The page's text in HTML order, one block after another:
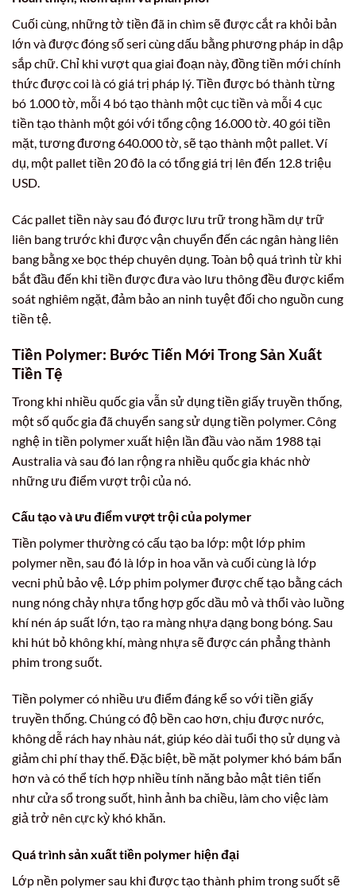
Cuối cùng, những tờ tiền đã in chìm sẽ được cắt ra khỏi bản
lớn và được đóng số seri cùng dấu bằng phương pháp in dập
sắp chữ. Chỉ khi vượt qua giai đoạn này, đồng tiền mới chính
thức được coi là có giá trị pháp lý. Tiền được bó thành từng
bó 1.000 tờ, mỗi 4 bó tạo thành một cục tiền và mỗi 4 cục
tiền tạo thành một gói với tổng cộng 16.000 tờ. 40 gói tiền
mặt, tương đương 640.000 tờ, sẽ tạo thành một pallet. Ví
dụ, một pallet tiền 20 đô la có tổng giá trị lên đến 12.8 triệu
USD.
Các pallet tiền này sau đó được lưu trữ trong hầm dự trữ
liên bang trước khi được vận chuyển đến các ngân hàng liên
bang bằng xe bọc thép chuyên dụng. Toàn bộ quá trình từ khi
bắt đầu đến khi tiền được đưa vào lưu thông đều được kiểm
soát nghiêm ngặt, đảm bảo an ninh tuyệt đối cho nguồn cung
tiền tệ.
Tiền Polymer: Bước Tiến Mới Trong Sản Xuất
Tiền Tệ
Trong khi nhiều quốc gia vẫn sử dụng tiền giấy truyền thống,
một số quốc gia đã chuyển sang sử dụng tiền polymer. Công
nghệ in tiền polymer xuất hiện lần đầu vào năm 1988 tại
Australia và sau đó lan rộng ra nhiều quốc gia khác nhờ
những ưu điểm vượt trội của nó.
Cấu tạo và ưu điểm vượt trội của polymer
Tiền polymer thường có cấu tạo ba lớp: một lớp phim
polymer nền, sau đó là lớp in hoa văn và cuối cùng là lớp
vecni phủ bảo vệ. Lớp phim polymer được chế tạo bằng cách
nung nóng chảy nhựa tổng hợp gốc dầu mỏ và thổi vào luồng
khí nén áp suất lớn, tạo ra màng nhựa dạng bong bóng. Sau
khi hút bỏ không khí, màng nhựa sẽ được cán phẳng thành
phim trong suốt.
Tiền polymer có nhiều ưu điểm đáng kể so với tiền giấy
truyền thống. Chúng có độ bền cao hơn, chịu được nước,
không dễ rách hay nhàu nát, giúp kéo dài tuổi thọ sử dụng và
giảm chi phí thay thế. Đặc biệt, bề mặt polymer khó bám bẩn
hơn và có thể tích hợp nhiều tính năng bảo mật tiên tiến
như cửa sổ trong suốt, hình ảnh ba chiều, làm cho việc làm
giả trở nên cực kỳ khó khăn.
Quá trình sản xuất tiền polymer hiện đại
Lớp nền polymer sau khi được tạo thành phim trong suốt sẽ